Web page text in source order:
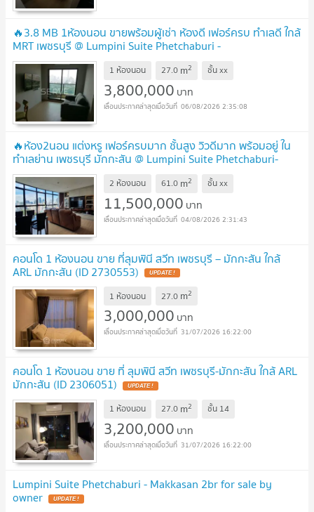
🔥3.8 MB 1ห้องนอน ขายพร้อมผู้เช่า ห้องดี เฟอร์ครบ ทำเลดี ใกล้
MRT เพชรบุรี @ Lumpini Suite Phetchaburi -
Makkasan
1 ห้องนอน 27.0 m2 ชั้นxx
3,800,000 บาท
06/08/2026 2:35:08
🔥ห้อง2นอน แต่งหรู เฟอร์ครบมาก ชั้นสูง วิวดีมาก พร้อมอยู่ ใน
ทำเลย่าน เพชรบุรี มักกะสัน @ Lumpini Suite Phetchaburi-
Makkasan
2 ห้องนอน 61.0 m2 ชั้นxx
11,500,000 บาท
04/08/2026 2:31:43
คอนโด 1 ห้องนอน ขาย ที่ลุมพินี สวีท เพชรบุรี – มักกะสัน ใกล้
ARL มักกะสัน (ID 2730553)
1 ห้องนอน 27.0 m2
3,000,000 บาท
31/07/2026 16:22:00
คอนโด 1 ห้องนอน ขาย ที่ ลุมพินี สวีท เพชรบุรี-มักกะสัน ใกล้ ARL
มักกะสัน (ID 2306051)
1 ห้องนอน 27.0 m2 ชั้น 14
3,200,000 บาท
31/07/2026 16:22:00
Lumpini Suite Phetchaburi - Makkasan 2br for sale by
owner